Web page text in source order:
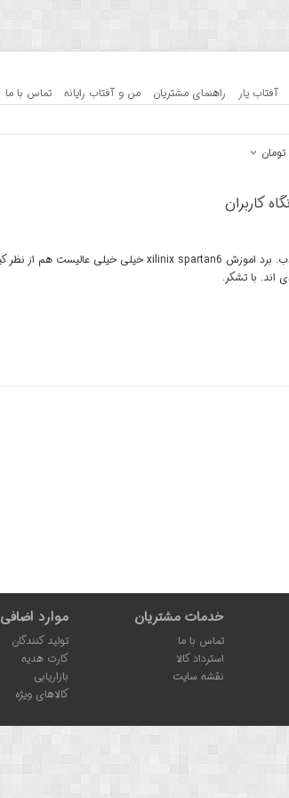
آفتاب یار راهنمای مشتریان من و آفتاب رایانه تماس با ما
کاربران
اند. با تشکر.
خدمات مشتریان
تماس با ما
استرداد کالا
نقشه سایت
موارد اضافی
تولید کنندگان
کارت هدیه
بازاریابی
کالاهای ویژه